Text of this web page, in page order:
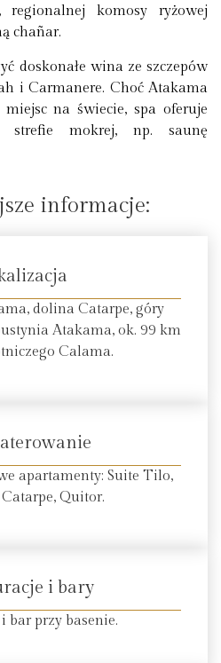
komosy ryżowej
chañar.
doskonałe wina ze szczepów
i Carmanere. Choć Atakama
na świecie, spa oferuje
strefie mokrej, np. saunę
informacje:
dolina Catarpe, góry
Atakama, ok. 99 km
Calama.
apartamenty: Suite Tilo,
Quitor.
i bary
bar przy basenie.